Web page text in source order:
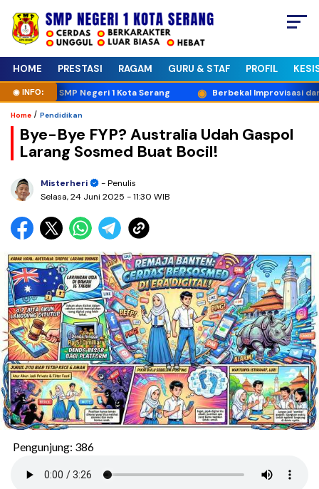
HOME PRESTASI RAGAM GURU & STAF PROFIL
SMP Negeri 1 Kota Serang Berbekal Improvisasi dan
Home / Pendidikan
Bye-Bye FYP? Australia Udah Gaspol
Larang Sosmed Buat Bocil!
Misterheri
- Penulis
Selasa, 24 Juni 2025 - 11:30 WIB
Pengunjung: 386